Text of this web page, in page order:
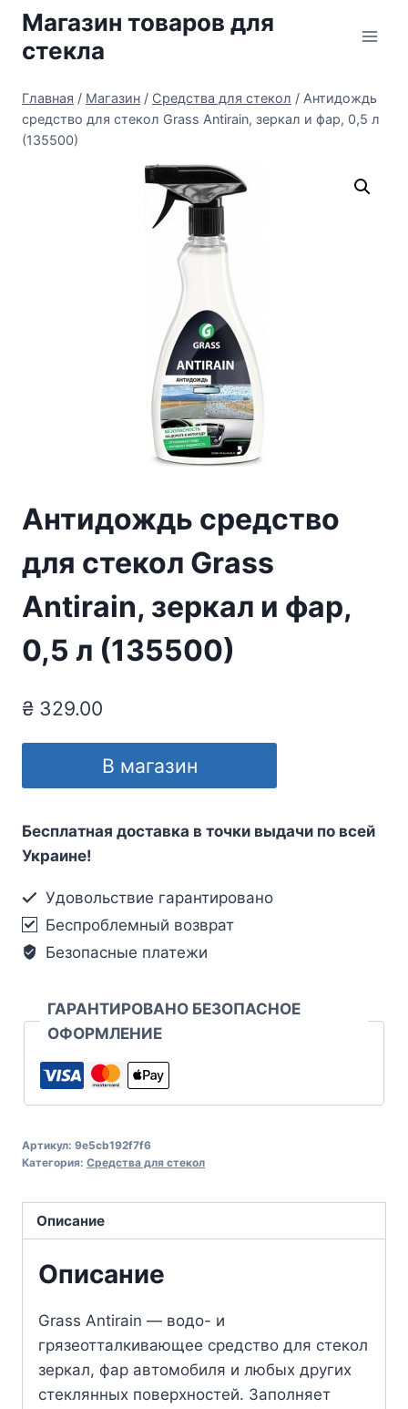
Перейти
содержимому
Магазин товаров для
стекла
Главная / Магазин / Средства для стекол / Антидождь
средство для стекол Grass Antirain, зеркал и фар, 0,5 л
(135500)
Антидождь средство
для стекол Grass
Antirain, зеркал и фар,
0,5 л (135500)
₴ 329.00
В магазин
Бесплатная доставка в точки выдачи по всей
Украине!
Удовольствие гарантировано
Беспроблемный возврат
Безопасные платежи
ГАРАНТИРОВАНО БЕЗОПАСНОЕ
ОФОРМЛЕНИЕ
Артикул: 9e5cb192f7f6
Категория: Средства для стекол
Описание
Описание
Grass Antirain — водо- и
грязеотталкивающее средство для стекол
зеркал, фар автомобиля и любых других
стеклянных поверхностей. Заполняет